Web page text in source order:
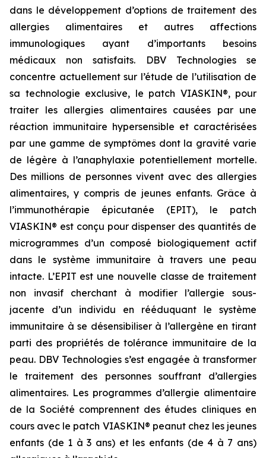
dans le développement d’options de traitement des
allergies alimentaires et autres affections
immunologiques ayant d’importants besoins
médicaux non satisfaits. DBV Technologies se
concentre actuellement sur l’étude de l’utilisation de
sa technologie exclusive, le patch VIASKIN®, pour
traiter les allergies alimentaires causées par une
réaction immunitaire hypersensible et caractérisées
par une gamme de symptômes dont la gravité varie
de légère à l’anaphylaxie potentiellement mortelle.
Des millions de personnes vivent avec des allergies
alimentaires, y compris de jeunes enfants. Grâce à
l’immunothérapie épicutanée (EPIT), le patch
VIASKIN® est conçu pour dispenser des quantités de
microgrammes d’un composé biologiquement actif
dans le système immunitaire à travers une peau
intacte. L’EPIT est une nouvelle classe de traitement
non invasif cherchant à modifier l’allergie sous-
jacente d’un individu en rééduquant le système
immunitaire à se désensibiliser à l’allergène en tirant
parti des propriétés de tolérance immunitaire de la
peau. DBV Technologies s’est engagée à transformer
le traitement des personnes souffrant d’allergies
alimentaires. Les programmes d’allergie alimentaire
de la Société comprennent des études cliniques en
cours avec le patch VIASKIN® peanut chez les jeunes
enfants (de 1 à 3 ans) et les enfants (de 4 à 7 ans)